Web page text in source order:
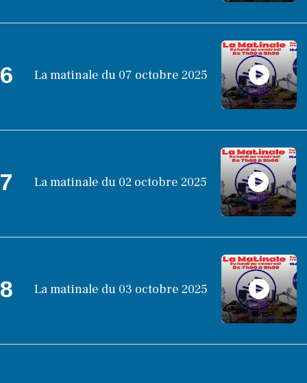
6 La matinale du 07 octobre 2025
7 La matinale du 02 octobre 2025
8 La matinale du 03 octobre 2025